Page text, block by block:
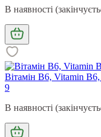
В наявності
Вітамін В6, Vitamin B6,
9
В наявності